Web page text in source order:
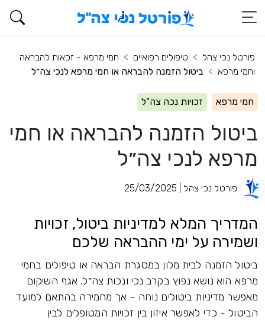
פורטל נכי צהל טיפולים רפואיים
חמי מרפא - זכאות להבראה
וחמי מרפא
ביטול הזמנה להבראה או חמי מרפא לנכי צה״ל
חמי מרפא זכויות נכה צה"ל
ביטול הזמנה להבראה או חמי
מרפא לנכי צה״ל
פורטל נכי צהל | 25/03/2025
המדריך המלא למדיניות ביטול, זכויות
ושמירה על ימי ההבראה שלכם
ביטול הזמנה לבית מלון במסגרת הבראה או טיפולים בחמי
מרפא הוא נושא נפוץ בקרב נכי ונכות צה״ל. אגף השיקום
מאפשר מדיניות ביטולים נוחה - אך מחמירה בהתאם למועד
הביטול - כדי לאפשר איזון בין זכויות המטופלים לבין